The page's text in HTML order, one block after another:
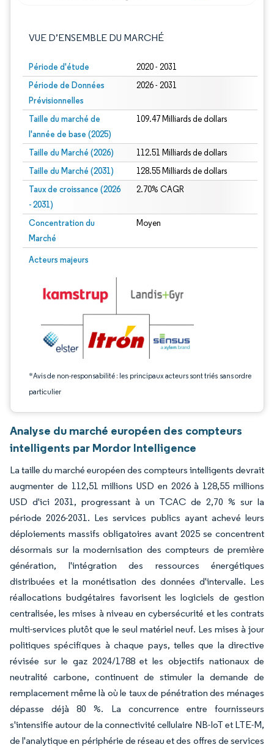
VUE D’ENSEMBLE DU MARCHÉ
Période d'étude 2020 - 2031
Période de Données
Prévisionnelles
2026 - 2031
Taille du marché de
l'année de base (2025)
109.47 Milliards de dollars
Taille du Marché (2026) 112.51 Milliards de dollars
Taille du Marché (2031) 128.55 Milliards de dollars
Taux de croissance (2026
- 2031)
2.70% CAGR
Concentration du
Marché
Moyen
Acteurs majeurs
*Avis de non-responsabilité : les principaux acteurs sont triés sans ordre
particulier
Image © Mordor Intelligence. La réutilisation nécessite une attribution sous CC
Analyse du marché européen des compteurs
intelligents par Mordor Intelligence
La taille du marché européen des compteurs intelligents devrait
augmenter de 112,51 millions USD en 2026 à 128,55 millions
USD d'ici 2031, progressant à un TCAC de 2,70 % sur la
période 2026-2031. Les services publics ayant achevé leurs
déploiements massifs obligatoires avant 2025 se concentrent
désormais sur la modernisation des compteurs de première
génération, l'intégration des ressources énergétiques
distribuées et la monétisation des données d'intervalle. Les
réallocations budgétaires favorisent les logiciels de gestion
centralisée, les mises à niveau en cybersécurité et les contrats
multi-services plutôt que le seul matériel neuf. Les mises à jour
politiques spécifiques à chaque pays, telles que la directive
révisée sur le gaz 2024/1788 et les objectifs nationaux de
neutralité carbone, continuent de stimuler la demande de
remplacement même là où le taux de pénétration des ménages
dépasse déjà 80 %. La concurrence entre fournisseurs
s'intensifie autour de la connectivité cellulaire NB-IoT et LTE-M,
de l'analytique en périphérie de réseau et des offres de services